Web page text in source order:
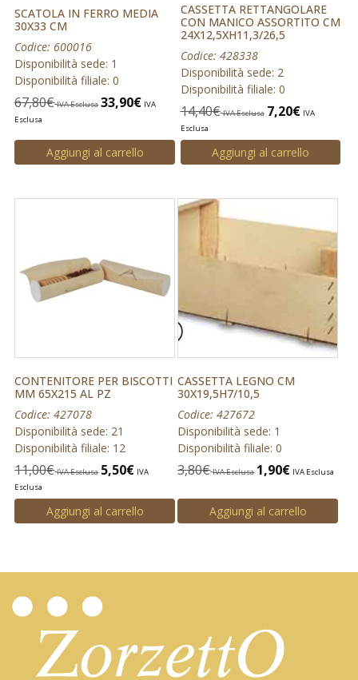
SCATOLA IN FERRO MEDIA
30X33 CM
Codice: 600016
Disponibilità sede: 1
Disponibilità filiale: 0
67,80€ IVA Esclusa 33,90€ IVA
Esclusa
Aggiungi al carrello
CASSETTA RETTANGOLARE
CON MANICO ASSORTITO CM
24X12,5XH11,3/26,5
Codice: 428338
Disponibilità sede: 2
Disponibilità filiale: 0
14,40€ IVA Esclusa 7,20€ IVA
Esclusa
Aggiungi al carrello
CONTENITORE PER BISCOTTI
MM 65X215 AL PZ
Codice: 427078
Disponibilità sede: 21
Disponibilità filiale: 12
11,00€ IVA Esclusa 5,50€ IVA
Esclusa
Aggiungi al carrello
CASSETTA LEGNO CM
30X19,5H7/10,5
Codice: 427672
Disponibilità sede: 1
Disponibilità filiale: 0
3,80€ IVA Esclusa 1,90€ IVA Esclusa
Aggiungi al carrello